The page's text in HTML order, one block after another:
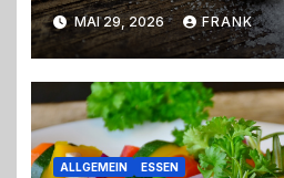
MAI 29, 2026 FRANK
ALLGEMEIN ESSEN